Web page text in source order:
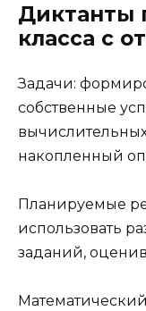
Диктанты
класса с
Задачи:
собственные
накопленный
Планируемые
использовать
заданий,
Математический